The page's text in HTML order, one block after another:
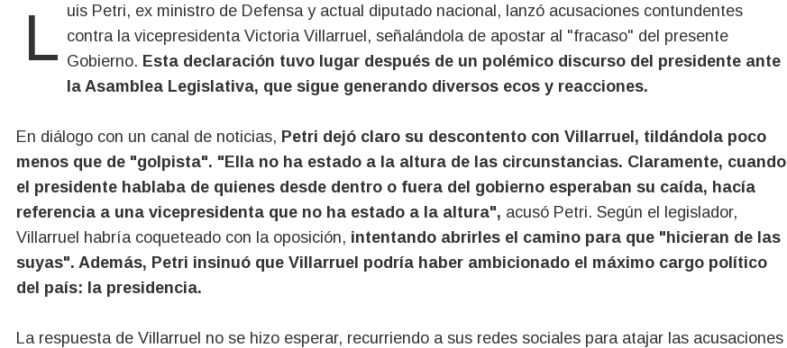
Luis Petri, ex ministro de Defensa y actual diputado nacional, lanzó acusaciones contundentes contra la vicepresidenta Victoria Villarruel, señalándola de apostar al "fracaso" del presente
Gobierno. Esta declaración tuvo lugar después de un polémico discurso del presidente ante
la Asamblea Legislativa, que sigue generando diversos ecos y reacciones.
En diálogo con un canal de noticias, Petri dejó claro su descontento con Villarruel, tildándola poco
menos que de "golpista". "Ella no ha estado a la altura de las circunstancias. Claramente, cuando
el presidente hablaba de quienes desde dentro o fuera del gobierno esperaban su caída, hacía
referencia a una vicepresidenta que no ha estado a la altura", acusó Petri. Según el legislador,
Villarruel habría coqueteado con la oposición, intentando abrirles el camino para que "hicieran de las
suyas". Además, Petri insinuó que Villarruel podría haber ambicionado el máximo cargo político
del país: la presidencia.
La respuesta de Villarruel no se hizo esperar, recurriendo a sus redes sociales para atajar las acusaciones